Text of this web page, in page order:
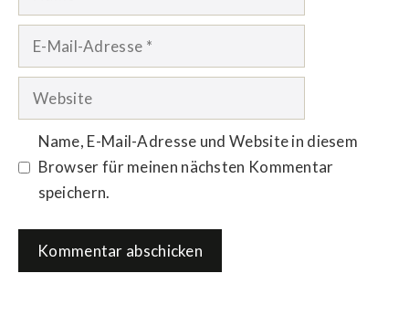
Mail-
Adresse
Website
Name, E-Mail-Adresse und Website in diesem
Browser für meinen nächsten Kommentar
speichern.